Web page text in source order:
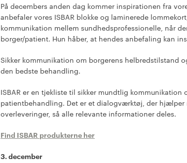
På decembers anden dag kommer inspirationen fra
anbefaler vores ISBAR blokke og laminerede
kommunikation mellem sundhedsprofessionelle, når
borger/patient. Hun håber, at hendes anbefaling kan
Sikker kommunikation om borgerens helbredstilstand
den bedste behandling.
ISBAR er en tjekliste til sikker mundtlig
patientbehandling. Det er et dialogværktøj, der hjælper
overleveringer, så alle relevante informationer deles.
Find ISBAR produkterne her
3. december